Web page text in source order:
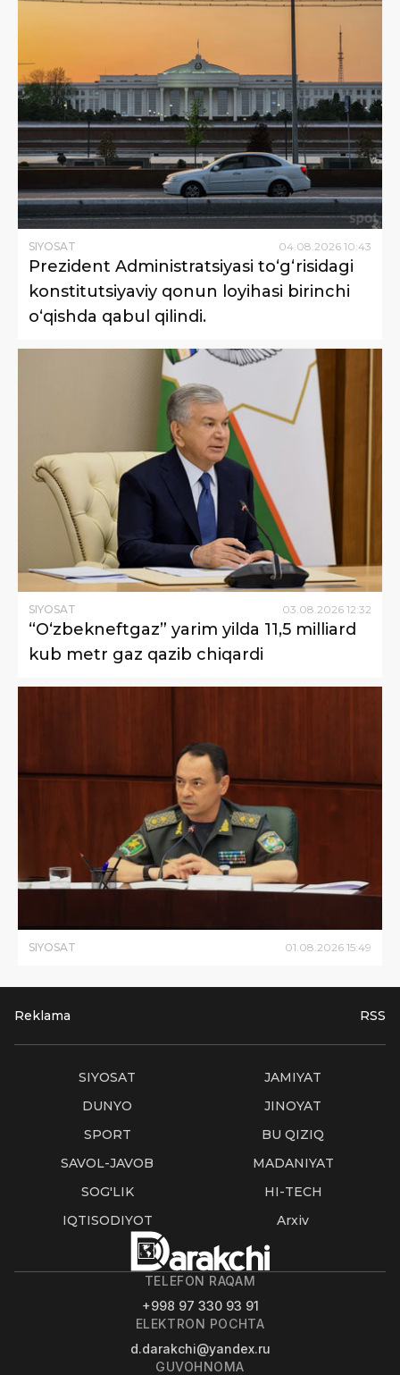
SIYOSAT 04 08 2026 10:43
Prezident Administratsiyasi to‘g‘risidagi
konstitutsiyaviy qonun loyihasi birinchi
o‘qishda qabul qilindi.
SIYOSAT 03.08.2026 12:32
“Oʻzbekneftgaz” yarim yilda 11,5 milliard
kub metr gaz qazib chiqardi
SIYOSAT 01.08.2026 15:49
Reklama RSS
SIYOSAT
JAMIYAT
DUNYO
JINOYAT
SPORT
BU QIZIQ
SAVOL-JAVOB
MADANIYAT
SOG'LIK
HI-TECH
IQTISODIYOT
Arxiv
TELEFON RAQAM
+998 97 330 93 91
ELEKTRON POCHTA
d.darakchi@yandex.ru
GUVOHNOMA